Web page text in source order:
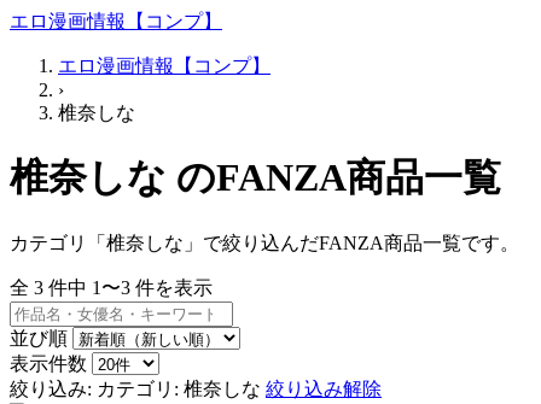
エロ漫画情報【コンプ】
エロ漫画情報【コンプ】
›
椎奈しな
椎奈しな のFANZA商品一覧
カテゴリ「椎奈しな」で絞り込んだFANZA商品一覧です。
全 3 件中 1〜3 件を表示
並び順
表示件数
絞り込み: カテゴリ: 椎奈しな 絞り込み解除